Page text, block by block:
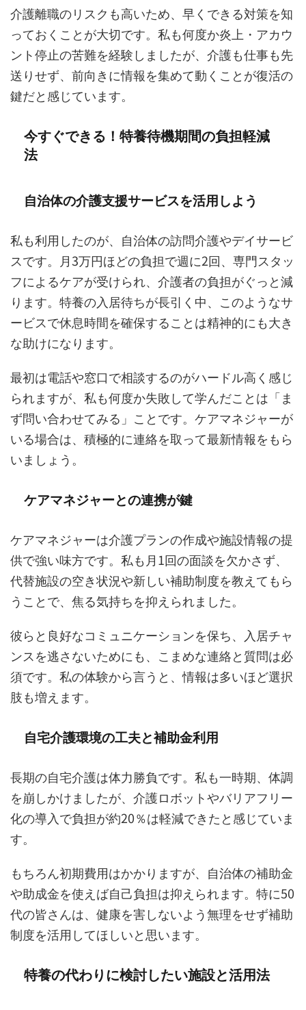
介護離職のリスクも高いため、早くできる対策を知
っておくことが大切です。私も何度か炎上・アカウ
ント停止の苦難を経験しましたが、介護も仕事も先
送りせず、前向きに情報を集めて動くことが復活の
鍵だと感じています。
今すぐできる！特養待機期間の負担軽減
法
自治体の介護支援サービスを活用しよう
私も利用したのが、自治体の訪問介護やデイサービ
スです。月3万円ほどの負担で週に2回、専門スタッ
フによるケアが受けられ、介護者の負担がぐっと減
ります。特養の入居待ちが長引く中、このようなサ
ービスで休息時間を確保することは精神的にも大き
な助けになります。
最初は電話や窓口で相談するのがハードル高く感じ
られますが、私も何度か失敗して学んだことは「ま
ず問い合わせてみる」ことです。ケアマネジャーが
いる場合は、積極的に連絡を取って最新情報をもら
いましょう。
ケアマネジャーとの連携が鍵
ケアマネジャーは介護プランの作成や施設情報の提
供で強い味方です。私も月1回の面談を欠かさず、
代替施設の空き状況や新しい補助制度を教えてもら
うことで、焦る気持ちを抑えられました。
彼らと良好なコミュニケーションを保ち、入居チャ
ンスを逃さないためにも、こまめな連絡と質問は必
須です。私の体験から言うと、情報は多いほど選択
肢も増えます。
自宅介護環境の工夫と補助金利用
長期の自宅介護は体力勝負です。私も一時期、体調
を崩しかけましたが、介護ロボットやバリアフリー
化の導入で負担が約20％は軽減できたと感じていま
す。
もちろん初期費用はかかりますが、自治体の補助金
や助成金を使えば自己負担は抑えられます。特に50
代の皆さんは、健康を害しないよう無理をせず補助
制度を活用してほしいと思います。
特養の代わりに検討したい施設と活用法